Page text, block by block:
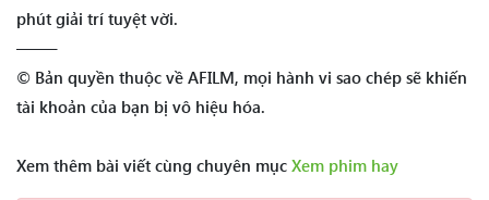
phút giải trí tuyệt vời.
——–
© Bản quyền thuộc về AFILM, mọi hành vi sao chép sẽ khiến
tài khoản của bạn bị vô hiệu hóa.
Xem thêm bài viết cùng chuyên mục Xem phim hay